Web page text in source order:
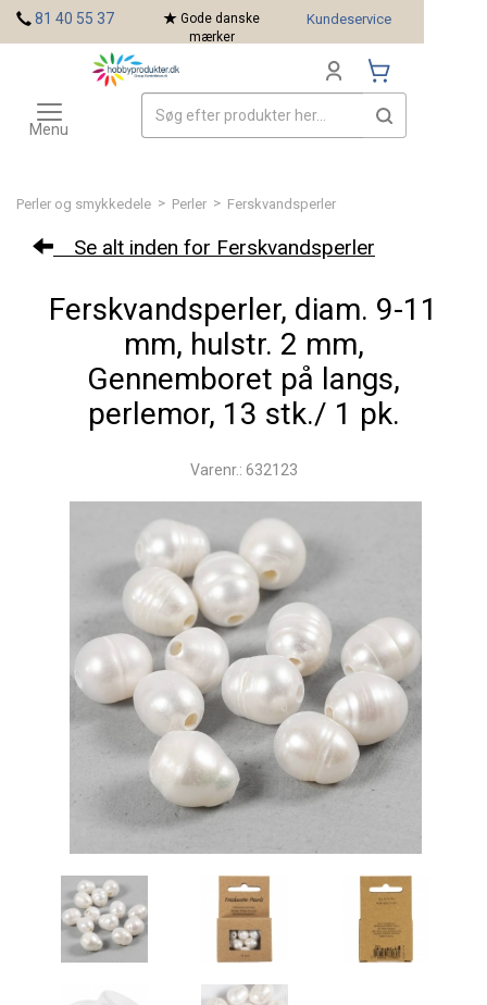
Perler og smykkedele > Perler > Ferskvandsperler
Se alt inden for Ferskvandsperler
Ferskvandsperler, diam. 9-11
mm, hulstr. 2 mm,
Gennemboret på langs,
perlemor, 13 stk./ 1 pk.
Varenr.: 632123
81 40 55 37
Gode danske
mærker
Kundeservice
Toggle
navigation
Menu
Mærker